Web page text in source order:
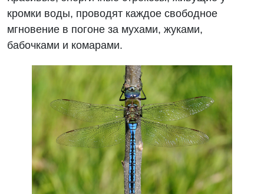
кромки воды, проводят каждое свободное
мгновение в погоне за мухами, жуками,
бабочками и комарами.